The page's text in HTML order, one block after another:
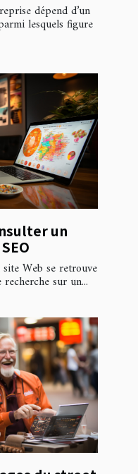
dépend d’un
lesquels figure
un
Web se retrouve
sur un...